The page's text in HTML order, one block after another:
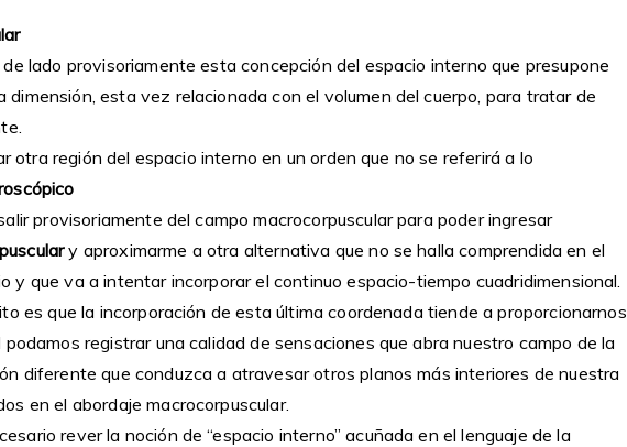
lado provisoriamente esta concepción del espacio interno que presupone
dimensión, esta vez relacionada con el volumen del cuerpo, para tratar de
otra región del espacio interno en un orden que no se referirá a lo
provisoriamente del campo macrocorpuscular para poder ingresar
y aproximarme a otra alternativa que no se halla comprendida en el
y que va a intentar incorporar el continuo espacio-tiempo cuadridimensional.
es que la incorporación de esta última coordenada tiende a proporcionarnos
registrar una calidad de sensaciones que abra nuestro campo de la
diferente que conduzca a atravesar otros planos más interiores de nuestra
en el abordaje macrocorpuscular.
rever la noción de “espacio interno” acuñada en el lenguaje de la